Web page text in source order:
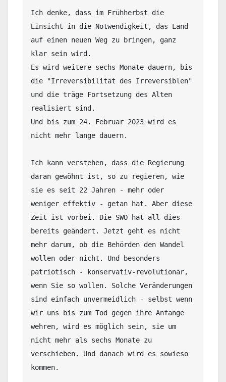
Ich denke, dass im Frühherbst die
Einsicht in die Notwendigkeit, das Land
auf einen neuen Weg zu bringen, ganz
klar sein wird.
Es wird weitere sechs Monate dauern, bis
die "Irreversibilität des Irreversiblen"
und die träge Fortsetzung des Alten
realisiert sind.
Und bis zum 24. Februar 2023 wird es
nicht mehr lange dauern.
Ich kann verstehen, dass die Regierung
daran gewöhnt ist, so zu regieren, wie
sie es seit 22 Jahren - mehr oder
weniger effektiv - getan hat. Aber diese
Zeit ist vorbei. Die SWO hat all dies
bereits geändert. Jetzt geht es nicht
mehr darum, ob die Behörden den Wandel
wollen oder nicht. Und besonders
patriotisch - konservativ-revolutionär,
wenn Sie so wollen. Solche Veränderungen
sind einfach unvermeidlich - selbst wenn
wir uns bis zum Tod gegen ihre Anfänge
wehren, wird es möglich sein, sie um
nicht mehr als sechs Monate zu
verschieben. Und danach wird es sowieso
kommen.